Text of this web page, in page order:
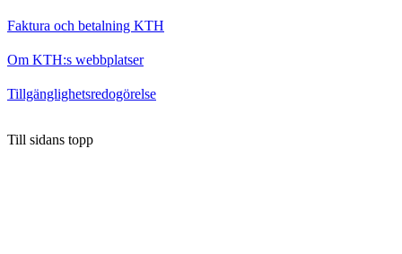
Faktura och betalning KTH
Om KTH:s webbplatser
Tillgänglighetsredogörelse
Till sidans topp